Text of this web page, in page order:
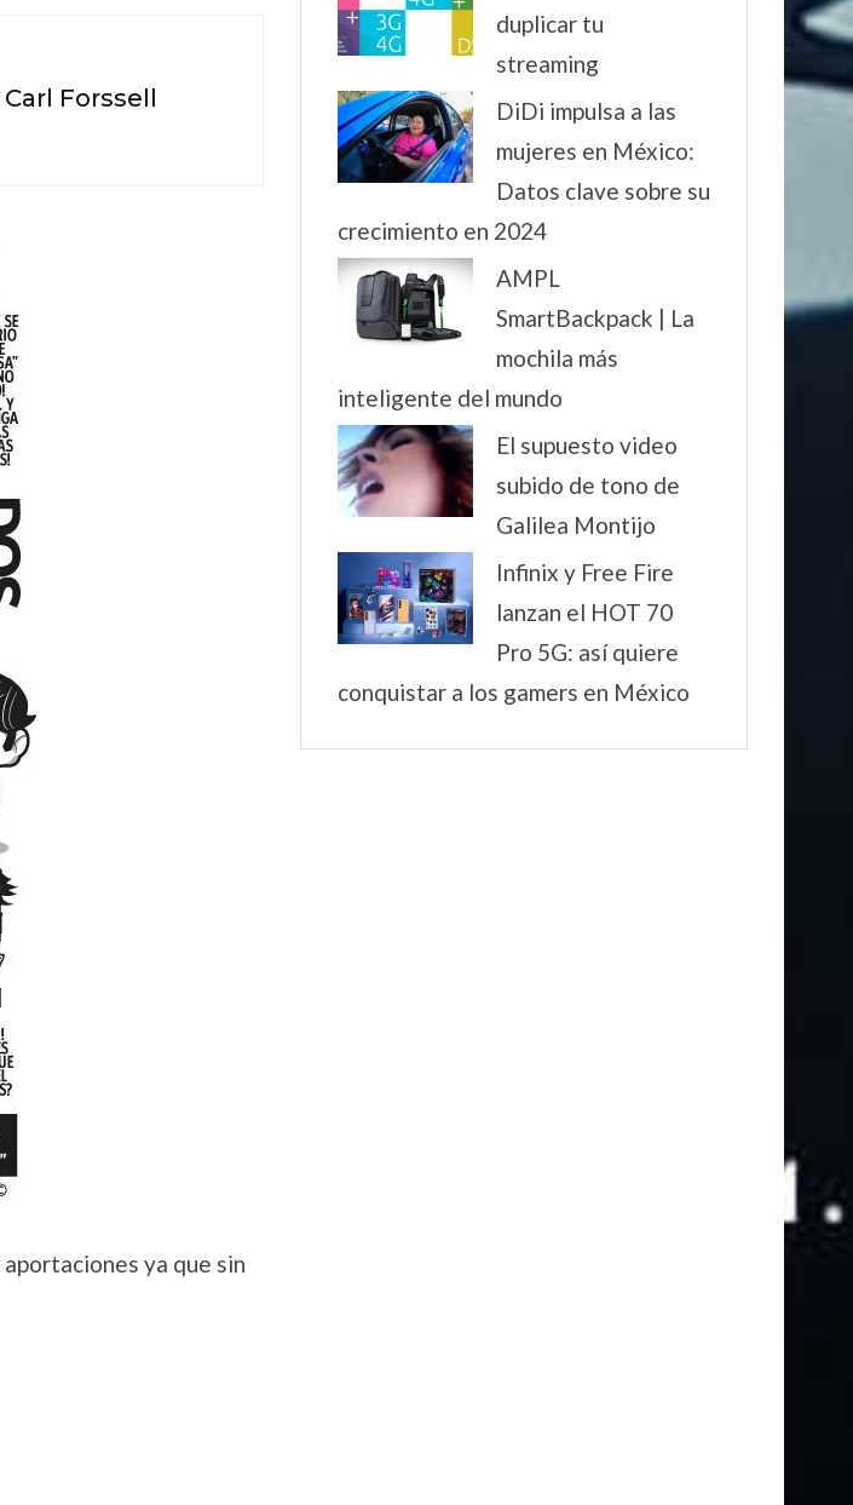
Forssell
ya que sin
duplicar tu
streaming
DiDi impulsa a las
mujeres en México:
Datos clave sobre su
crecimiento en 2024
AMPL
SmartBackpack | La
mochila más
inteligente del mundo
El supuesto video
subido de tono de
Galilea Montijo
Infinix y Free Fire
lanzan el HOT 70
Pro 5G: así quiere
conquistar a los gamers en México